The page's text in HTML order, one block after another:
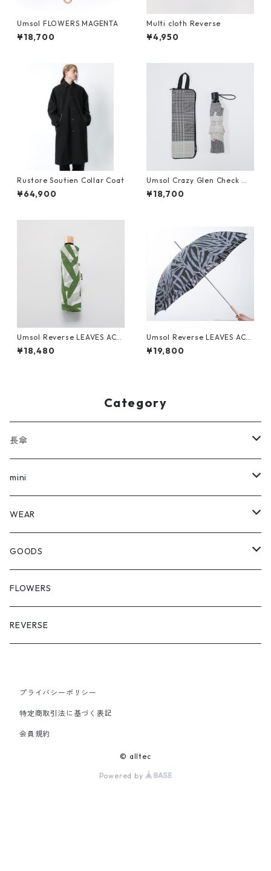
Umsol FLOWERS MAGENTA
¥18,700
Multi cloth Reverse
¥4,950
Rustore Soutien Collar Coat
¥64,900
Umsol Crazy Glen Check mi
ni black
¥18,700
Umsol Reverse LEAVES ACA
CIA green mini
¥18,480
Umsol Reverse LEAVES ACA
CIA gray
¥19,800
Category
長傘
全ての長傘
FLOWERS
REVERSE
mini
全てのmini
FLOWERS
REVERSE
Crazy Glen Check
WEAR
Outer
Hat
Cap
GOODS
Shopping Bag
Multi Cloth
FLOWERS
REVERSE
プライバシーポリシー
特定商取引法に基づく表記
会員規約
© alltec
Powered by